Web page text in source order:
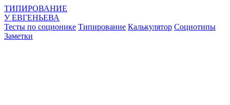
ТИПИРОВАНИЕ
УЕВГЕНЬЕВА
Тесты по соционике Типирование Калькулятор Социотипы
Заметки